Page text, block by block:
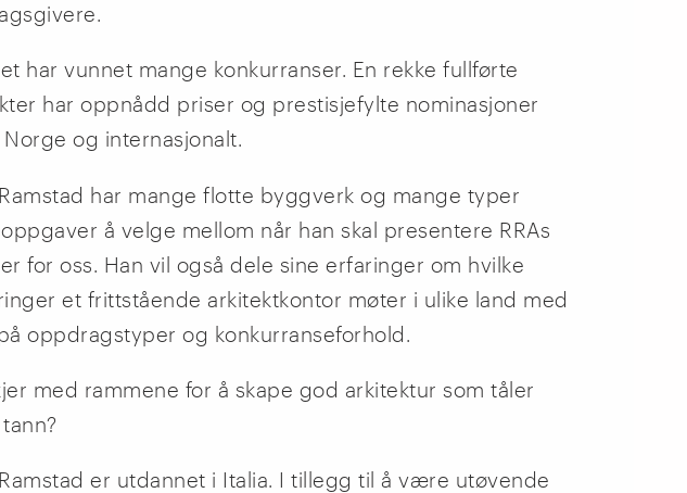
har vunnet mange konkurranser. En rekke fullførte
har oppnådd priser og prestisjefylte nominasjoner
og internasjonalt.
har mange flotte byggverk og mange typer
å velge mellom når han skal presentere RRAs
for oss. Han vil også dele sine erfaringer om hvilke
et frittstående arkitektkontor møter i ulike land med
oppdragstyper og konkurranseforhold.
med rammene for å skape god arkitektur som tåler
er utdannet i Italia. I tillegg til å være utøvende